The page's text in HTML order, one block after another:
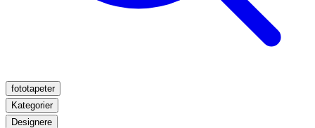
fototapeter
Kategorier
Designere